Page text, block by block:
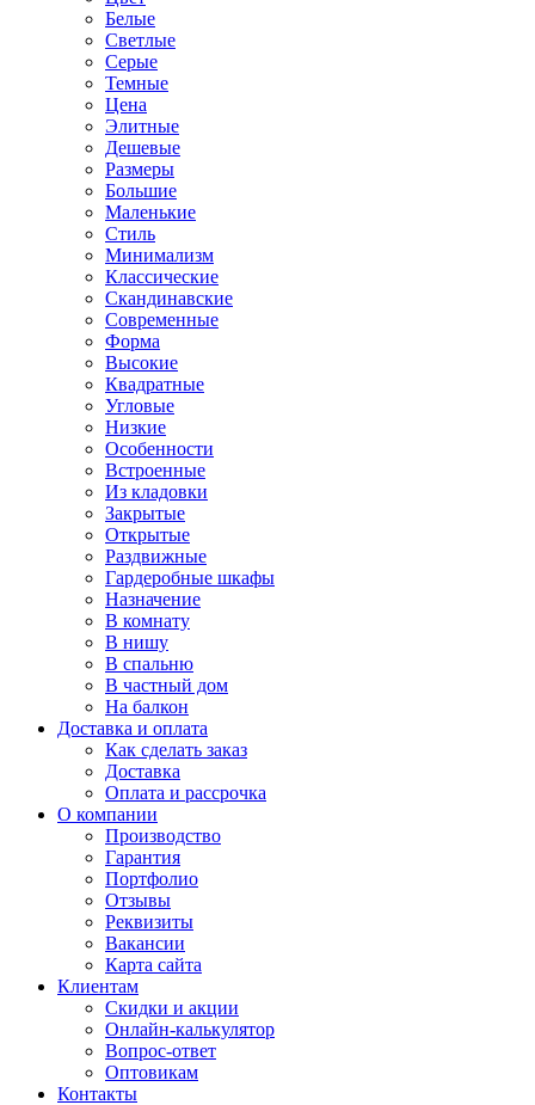
Белые
Светлые
Серые
Темные
Цена
Элитные
Дешевые
Размеры
Большие
Маленькие
Стиль
Минимализм
Классические
Скандинавские
Современные
Форма
Высокие
Квадратные
Угловые
Низкие
Особенности
Встроенные
Из кладовки
Закрытые
Открытые
Раздвижные
Гардеробные шкафы
Назначение
В комнату
В нишу
В спальню
В частный дом
На балкон
Доставка и оплата
Как сделать заказ
Доставка
Оплата и рассрочка
О компании
Производство
Гарантия
Портфолио
Отзывы
Реквизиты
Вакансии
Карта сайта
Клиентам
Скидки и акции
Онлайн-калькулятор
Вопрос-ответ
Оптовикам
Контакты